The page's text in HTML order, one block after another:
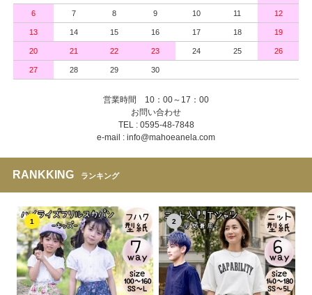
6 7 8 9 10 11 12
13 14 15 16 17 18 19
20 21 22 23 24 25 26
27 28 29 30
営業時間 10：00～17：00
お問い合わせ
TEL : 0595-48-7848
e-mail : info@mahoeanela.com
RANKKING ランキング
1 2